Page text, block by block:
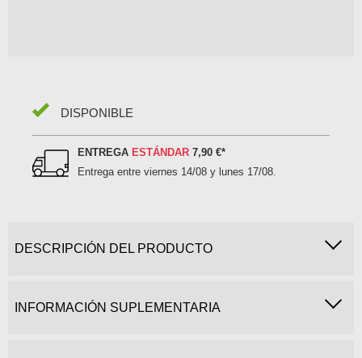
DISPONIBLE
ENTREGA ESTÁNDAR 7,90 €*
Entrega entreviernes 14/08 y lunes 17/08
DESCRIPCIÓN DEL PRODUCTO
INFORMACIÓN SUPLEMENTARIA